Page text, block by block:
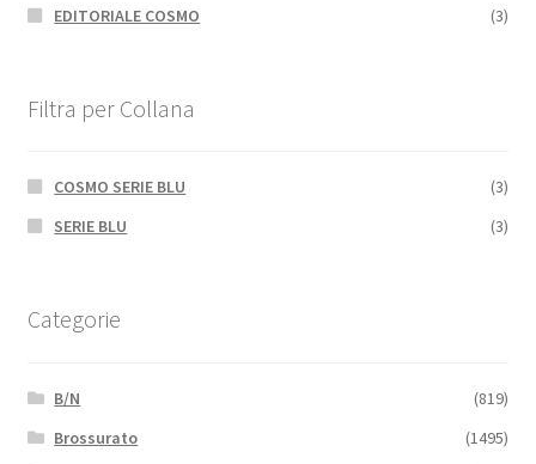
EDITORIALE COSMO (3)
Filtra per Collana
COSMO SERIE BLU
(3)
SERIE BLU
(3)
Categorie
B/N
(819)
Brossurato
(1495)